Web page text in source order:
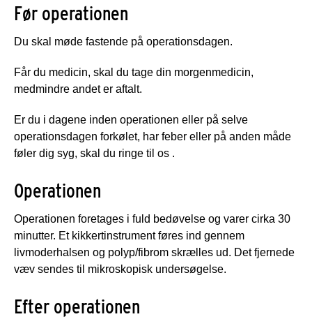
Før operationen
Du skal møde fastende på operationsdagen.
Får du medicin, skal du tage din morgenmedicin,
medmindre andet er aftalt.
Er du i dagene inden operationen eller på selve
operationsdagen forkølet, har feber eller på anden måde
føler dig syg, skal du ringe til os .
Operationen
Operationen foretages i fuld bedøvelse og varer cirka 30
minutter. Et kikkertinstrument føres ind gennem
livmoderhalsen og polyp/fibrom skrælles ud. Det fjernede
væv sendes til mikroskopisk undersøgelse.
Efter operationen